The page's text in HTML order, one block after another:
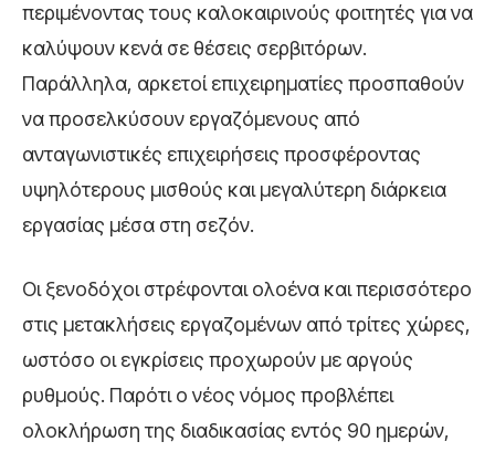
περιμένοντας τους καλοκαιρινούς φοιτητές για να
καλύψουν κενά σε θέσεις σερβιτόρων.
Παράλληλα, αρκετοί επιχειρηματίες προσπαθούν
να προσελκύσουν εργαζόμενους από
ανταγωνιστικές επιχειρήσεις προσφέροντας
υψηλότερους μισθούς και μεγαλύτερη διάρκεια
εργασίας μέσα στη σεζόν.
Οι ξενοδόχοι στρέφονται ολοένα και περισσότερο
στις μετακλήσεις εργαζομένων από τρίτες χώρες,
ωστόσο οι εγκρίσεις προχωρούν με αργούς
ρυθμούς. Παρότι ο νέος νόμος προβλέπει
ολοκλήρωση της διαδικασίας εντός 90 ημερών,